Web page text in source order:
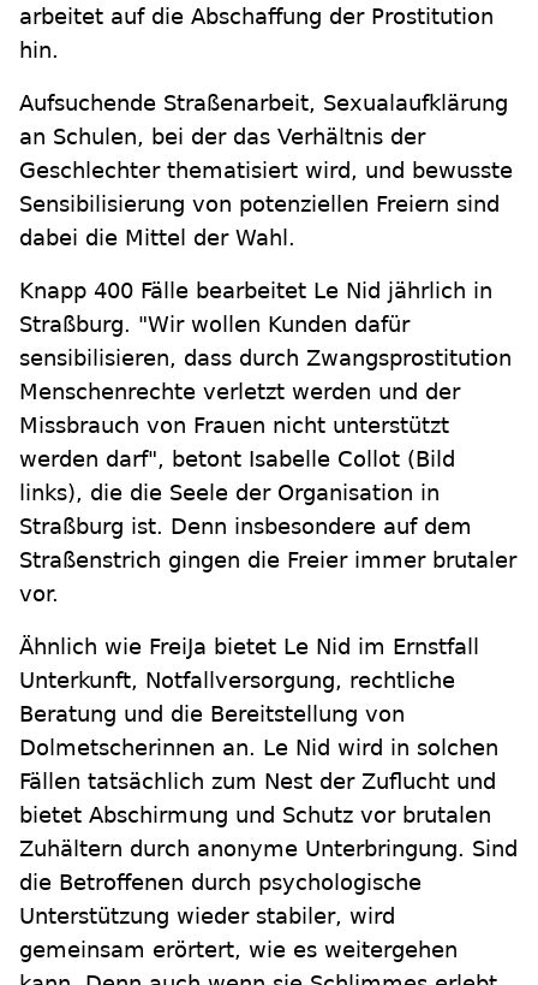
arbeitet auf die Abschaffung der Prostitution
hin.
Aufsuchende Straßenarbeit, Sexualaufklärung
an Schulen, bei der das Verhältnis der
Geschlechter thematisiert wird, und bewusste
Sensibilisierung von potenziellen Freiern sind
dabei die Mittel der Wahl.
Knapp 400 Fälle bearbeitet Le Nid jährlich in
Straßburg. "Wir wollen Kunden dafür
sensibilisieren, dass durch Zwangsprostitution
Menschenrechte verletzt werden und der
Missbrauch von Frauen nicht unterstützt
werden darf", betont Isabelle Collot (Bild
links), die die Seele der Organisation in
Straßburg ist. Denn insbesondere auf dem
Straßenstrich gingen die Freier immer brutaler
vor.
Ähnlich wie FreiJa bietet Le Nid im Ernstfall
Unterkunft, Notfallversorgung, rechtliche
Beratung und die Bereitstellung von
Dolmetscherinnen an. Le Nid wird in solchen
Fällen tatsächlich zum Nest der Zuflucht und
bietet Abschirmung und Schutz vor brutalen
Zuhältern durch anonyme Unterbringung. Sind
die Betroffenen durch psychologische
Unterstützung wieder stabiler, wird
gemeinsam erörtert, wie es weitergehen